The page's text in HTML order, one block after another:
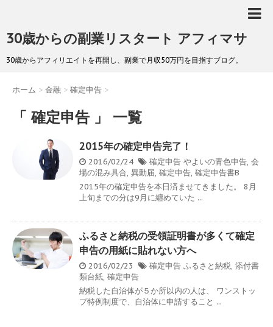
30歳からの副業リスタート アフィマサ
30歳からアフィリエイトを再開し、副業で月収50万円を目指すブログ。
ホーム > 金融 > 確定申告 >
「 確定申告 」 一覧
2015年の確定申告完了！
2016/02/24 確定申告 やよいの青色申告, 会
場の混み具合, 異動届, 確定申告, 確定申告書B
2015年の確定申告を本日済ませてきました。 8月
上旬までの分は9月に纏めていた ...
ふるさと納税の受領証明書が多くて確定
申告の用紙に貼れない方へ
2016/02/23 確定申告 ふるさと納税, 添付書
類台紙, 確定申告
納税した自治体が５か所以内の人は、 ワンストッ
プ特例制度で、自治体に申請すること ...